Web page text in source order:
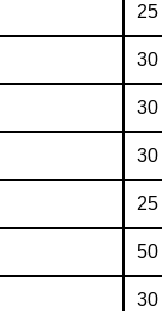
30
30
30
50
30